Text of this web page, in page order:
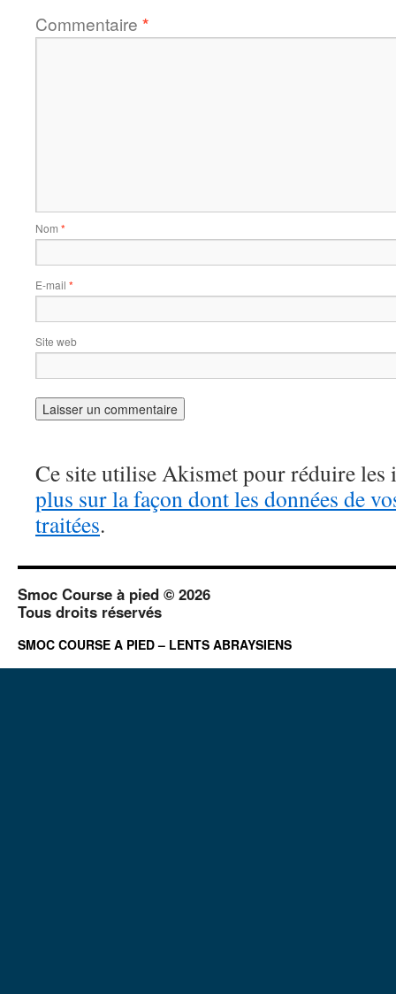
Commentaire *
Nom *
E-mail *
Site web
Ce site utilise Akismet pour réduire les
plus sur la façon dont les données de
traitées.
Smoc Course à pied © 2026
Tous droits réservés
SMOC COURSE A PIED – LENTS ABRAYSIENS